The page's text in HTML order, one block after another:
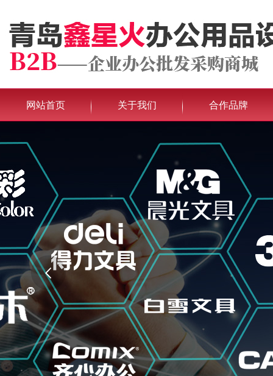
网站首页 关于我们 合作品牌